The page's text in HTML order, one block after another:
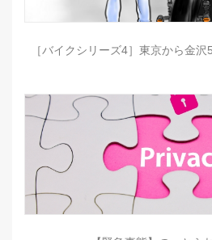
［バイクシリーズ4］東京から金